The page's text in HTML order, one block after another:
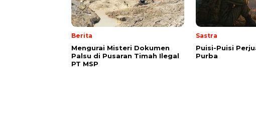
Berita
Mengurai Misteri Dokumen
Palsu di Pusaran Timah Ilegal
PT MSP
Sastra
Puisi-Puisi
Purba